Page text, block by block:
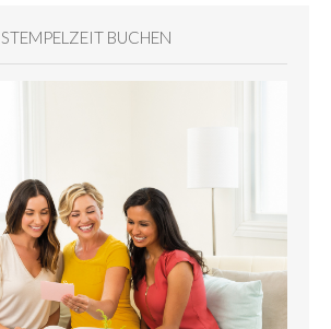
STEMPELZEIT BUCHEN